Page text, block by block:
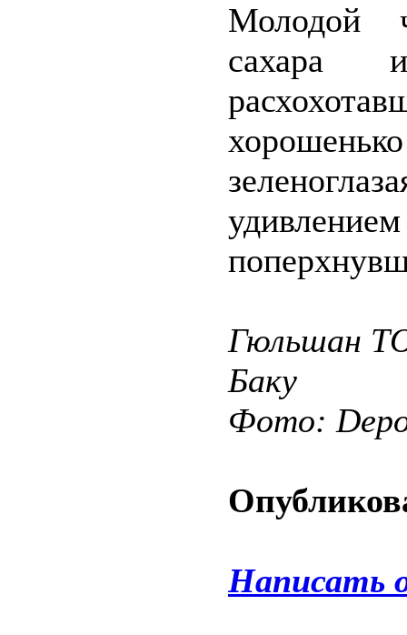
Молодой
сахара
Гюльшан
Баку
Фото:
Написать